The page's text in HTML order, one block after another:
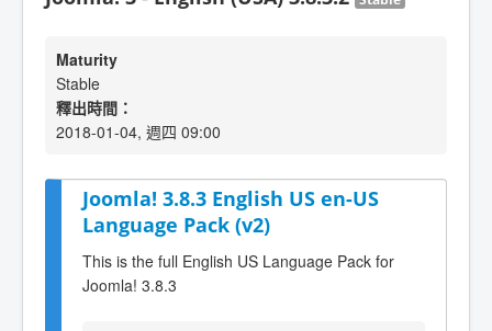
Maturity
Stable
釋出時間：
2018-01-04, 週四 09:00
Joomla! 3.8.3 English US en-US
Language Pack (v2)
This is the full English US Language Pack for
Joomla! 3.8.3